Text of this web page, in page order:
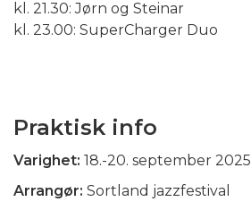
kl. 21.30: Jørn og Steinar
kl. 23.00: SuperCharger Duo
Praktisk info
Varighet: 18.-20. september 2025
Arrangør: Sortland jazzfestival